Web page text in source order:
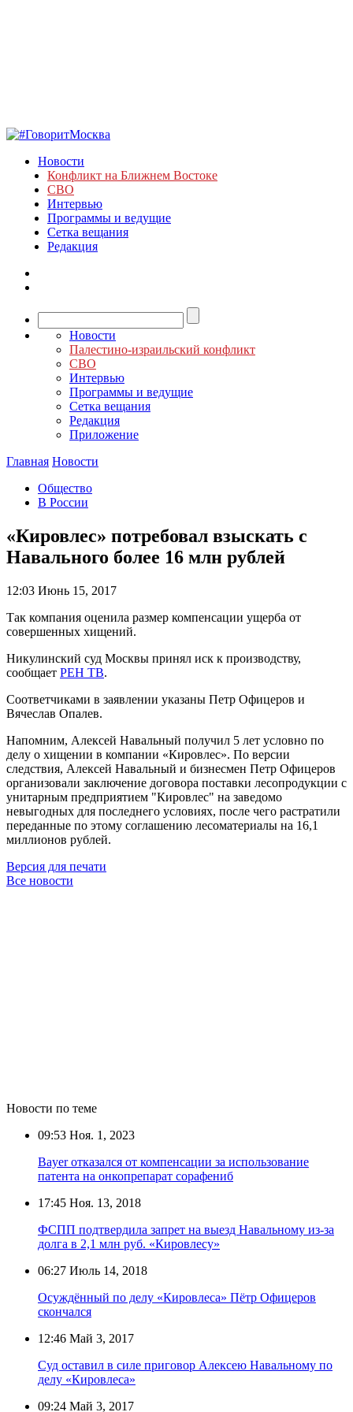
Новости
Конфликт на Ближнем Востоке
СВО
Интервью
Программы и ведущие
Сетка вещания
Редакция
Новости
Палестино-израильский конфликт
СВО
Интервью
Программы и ведущие
Сетка вещания
Редакция
Приложение
Главная Новости
Общество
В России
«Кировлес» потребовал взыскать с
Навального более 16 млн рублей
12:03 Июнь 15, 2017
Так компания оценила размер компенсации ущерба от
совершенных хищений.
Никулинский суд Москвы принял иск к производству,
сообщает РЕН ТВ.
Соответчиками в заявлении указаны Петр Офицеров и
Вячеслав Опалев.
Напомним, Алексей Навальный получил 5 лет условно по
делу о хищении в компании «Кировлес». По версии
следствия, Алексей Навальный и бизнесмен Петр Офицеров
организовали заключение договора поставки лесопродукции с
унитарным предприятием "Кировлес" на заведомо
невыгодных для последнего условиях, после чего растратили
переданные по этому соглашению лесоматериалы на 16,1
миллионов рублей.
Версия для печати
Все новости
Новости по теме
09:53 Ноя. 1, 2023
Bayer отказался от компенсации за использование
патента на онкопрепарат сорафениб
17:45 Ноя. 13, 2018
ФСПП подтвердила запрет на выезд Навальному из-за
долга в 2,1 млн руб. «Кировлесу»
06:27 Июль 14, 2018
Осуждённый по делу «Кировлеса» Пётр Офицеров
скончался
12:46 Май 3, 2017
Суд оставил в силе приговор Алексею Навальному по
делу «Кировлеса»
09:24 Май 3, 2017